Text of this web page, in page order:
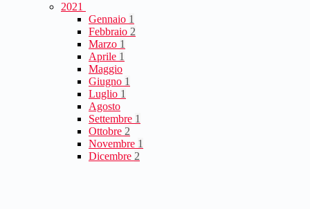
2021
Gennaio 1
Febbraio 2
Marzo 1
Aprile 1
Maggio
Giugno 1
Luglio 1
Agosto
Settembre 1
Ottobre 2
Novembre 1
Dicembre 2